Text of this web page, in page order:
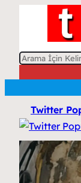
A
Twitter